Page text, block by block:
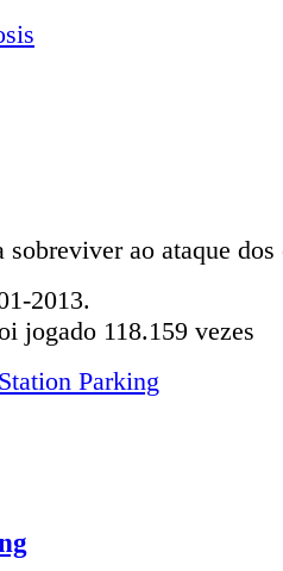
ao ataque dos
2013.
jogado 118.159 vezes